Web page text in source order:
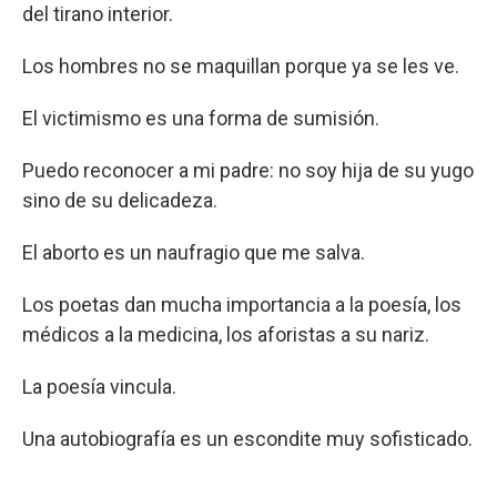
del tirano interior.
Los hombres no se maquillan porque ya se les ve.
El victimismo es una forma de sumisión.
Puedo reconocer a mi padre: no soy hija de su yugo
sino de su delicadeza.
El aborto es un naufragio que me salva.
Los poetas dan mucha importancia a la poesía, los
médicos a la medicina, los aforistas a su nariz.
La poesía vincula.
Una autobiografía es un escondite muy sofisticado.